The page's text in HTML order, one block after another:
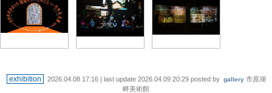
exhibition 2026.04.08 17:16| last update 2026.04.09 20:29posted by gallery 市原湖
畔美術館